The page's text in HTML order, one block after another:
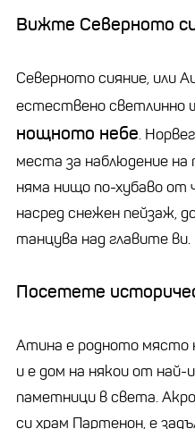
Вижте Северното
Северното сияние, или
естествено светлинно
нощното небе.
места за наблюдение
няма нищо по-хубаво
насред снежен пейзаж,
танцува над главите ви.
Посетете
Атина е родното място
и е дом на някои от
паметници в света.
си храм Партенон, е